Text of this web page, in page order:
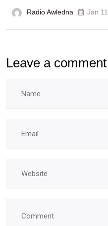
Radio Awledna Jan 11
Leave a comment